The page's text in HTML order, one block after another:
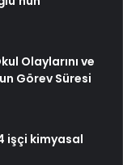
Olaylarını ve
Görev Süresi
işçi kimyasal